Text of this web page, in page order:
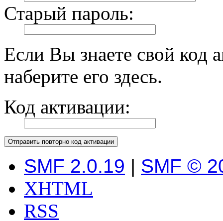
Старый пароль:
Если Вы знаете свой код
наберите его здесь.
Код активации:
SMF 2.0.19 | SMF ©
XHTML
RSS